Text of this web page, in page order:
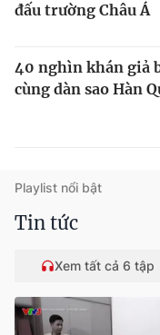
đấu trường Châu Á
40 nghìn khán giả
cùng dàn sao Hàn
Playlist nổi bật
Tin tức
Xem tất cả 6 tập